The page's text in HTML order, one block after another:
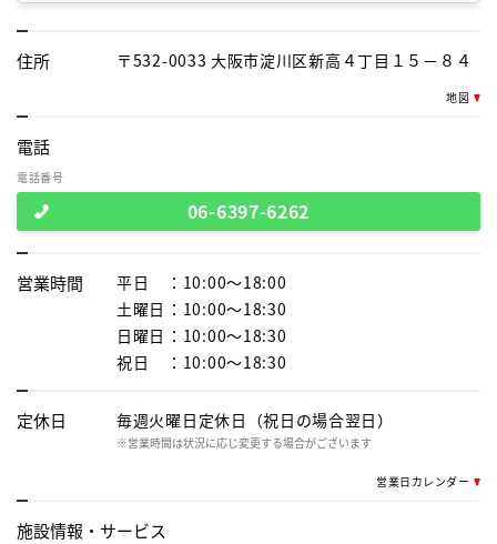
住所 〒532-0033 大阪市淀川区新高４丁目１５－８４
地図
電話
電話番号
06-6397-6262
営業時間 平日
：10:00～18:00
土曜日 ：10:00～18:30
日曜日 ：10:00～18:30
祝日
：10:00～18:30
定休日 毎週火曜日定休日（祝日の場合翌日）
※営業時間は状況に応じ変更する場合がございます
営業日カレンダー
施設情報・ サービス